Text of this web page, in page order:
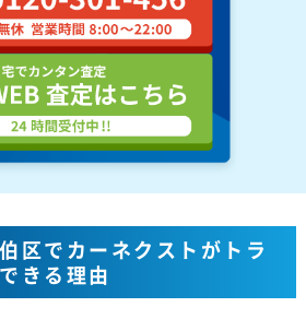
区でカーネクストがトラ
きる理由